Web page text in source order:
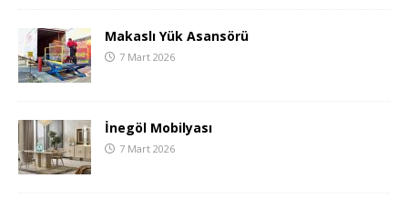
Makaslı Yük Asansörü
7 Mart 2026
İnegöl Mobilyası
7 Mart 2026